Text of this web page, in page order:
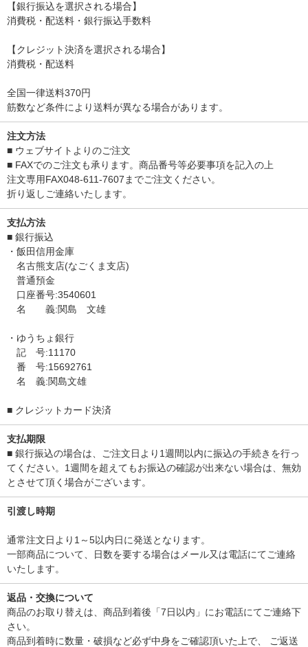
【銀行振込を選択される場合】
消費税・配送料・銀行振込手数料
【クレジット決済を選択される場合】
消費税・配送料
全国一律送料370円
筋数など条件により送料が異なる場合があります。
注文方法
■ ウェブサイトよりのご注文
■ FAXでのご注文も承ります。商品番号等必要事項を記入の上
注文専用FAX048-611-7607までご注文ください。
折り返しご連絡いたします。
支払方法
■ 銀行振込
・飯田信用金庫
名古熊支店(なごくま支店)
普通預金
口座番号:3540601
名 義:関島 文雄
・ゆうちょ銀行
記 号:11170
番 号:15692761
名 義:関島文雄
■ クレジットカード決済
支払期限
■ 銀行振込の場合は、ご注文日より1週間以内に振込の手続きを行っ
てください。1週間を超えてもお振込の確認が出来ない場合は、無効
とさせて頂く場合がございます。
引渡し時期
通常注文日より1～5以内日に発送となります。
一部商品について、日数を要する場合はメール又は電話にてご連絡
いたします。
返品・交換について
商品のお取り替えは、商品到着後「7日以内」にお電話にてご連絡下
さい。
商品到着時に数量・破損など必ず中身をご確認頂いた上で、 ご返送